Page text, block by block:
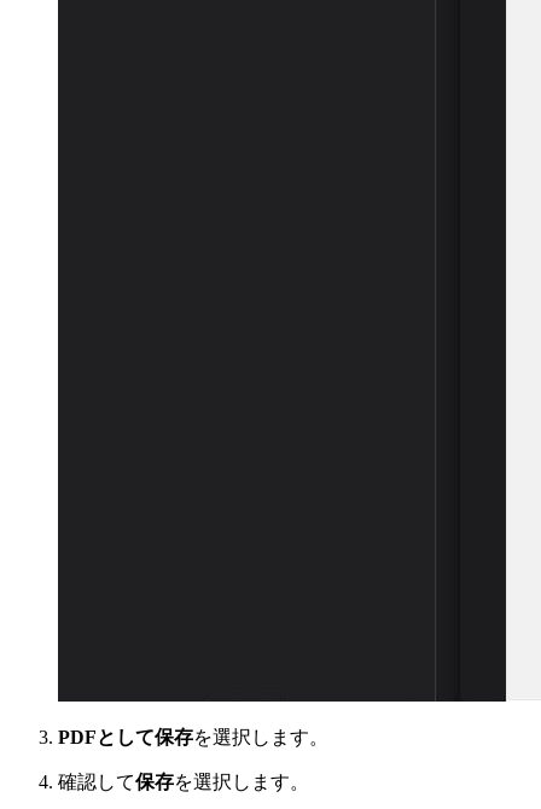
PDFとして保存を選択します。
確認して保存を選択します。